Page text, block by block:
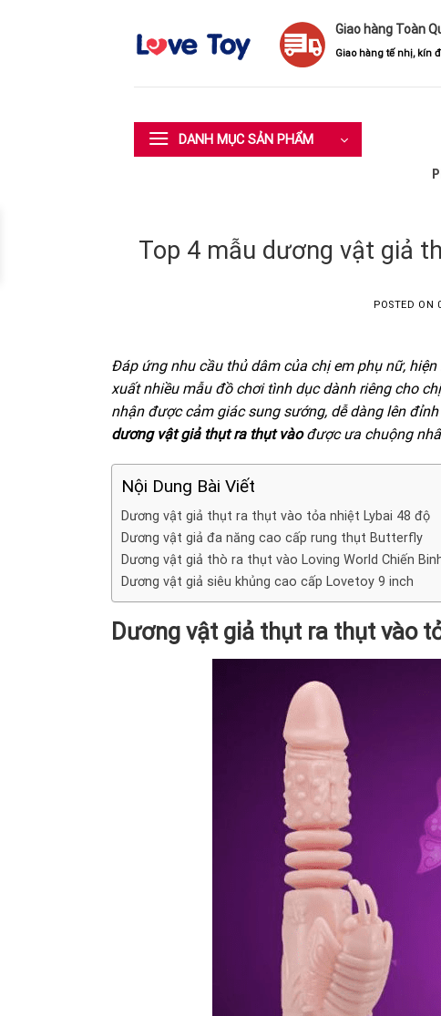
Giao hàng Toàn
Giao hàng tế nhị, kín
DANH MỤC SẢN PHẨM
Top 4 mẫu dương vật giả
POSTED ON
Đáp ứng nhu cầu thủ dâm của chị em phụ nữ,
xuất nhiều mẫu đồ chơi tình dục dành riêng cho
nhận được cảm giác sung sướng, dễ dàng lên
dương vật giả thụt ra thụt vàođược ưa chuộng
Nội Dung Bài Viết
Dương vật giả thụt ra thụt vào tỏa nhiệt Lybai 48 độ
Dương vật giả đa năng cao cấp rung thụt Butterfly
Dương vật giả thò ra thụt vào Loving World Chiến
Dương vật giả siêu khủng cao cấp Lovetoy 9 inch
Dương vật giả thụt ra thụt vào